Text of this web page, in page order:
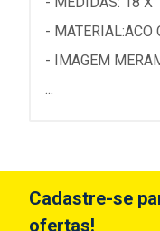
- MATERIAL:ACO
- IMAGEM
...
Cadastre-se
ofertas!